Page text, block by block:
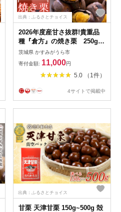
出典：ふるさとチョイス
2026年度産甘さ抜群!貴重品
種『倉方』の焼き栗 250g×3
セット(冷凍)_栗 くり 焼き栗
マロン 冷凍 国産 茨城 果物
くだもの 人気 おすすめ 送料
無料 贈答 ギフト 倉方
茨城県 かすみがうら市
寄付金額: 11,000円
5.0 （1件）
4サイトで掲載中
出典：ふるさとチョイス
甘栗 天津甘栗 150g~500g 殻